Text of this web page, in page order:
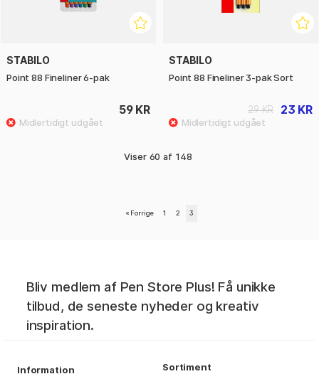
STABILO
Point 88 Fineliner 6-pak
59 KR
STABILO
Point 88 Fineliner 3-pak Sort
23 KR
29 KR
Viser 60 af 148
« Forrige 1 2 3
Bliv medlem af Pen Store Plus! Få unikke
tilbud, de seneste nyheder og kreativ
inspiration.
Information
Sortiment